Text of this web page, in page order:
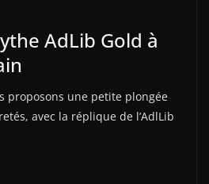
AdLib Gold à
proposons une petite plongée
avec la réplique de l’AdlLib